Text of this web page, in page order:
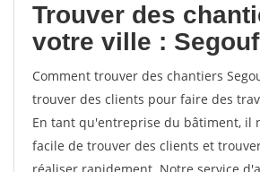
Trouver des
votre ville :
Comment trouver des chantiers
trouver des clients pour faire des
En tant qu'entreprise du bâtiment, il
facile de trouver des clients et